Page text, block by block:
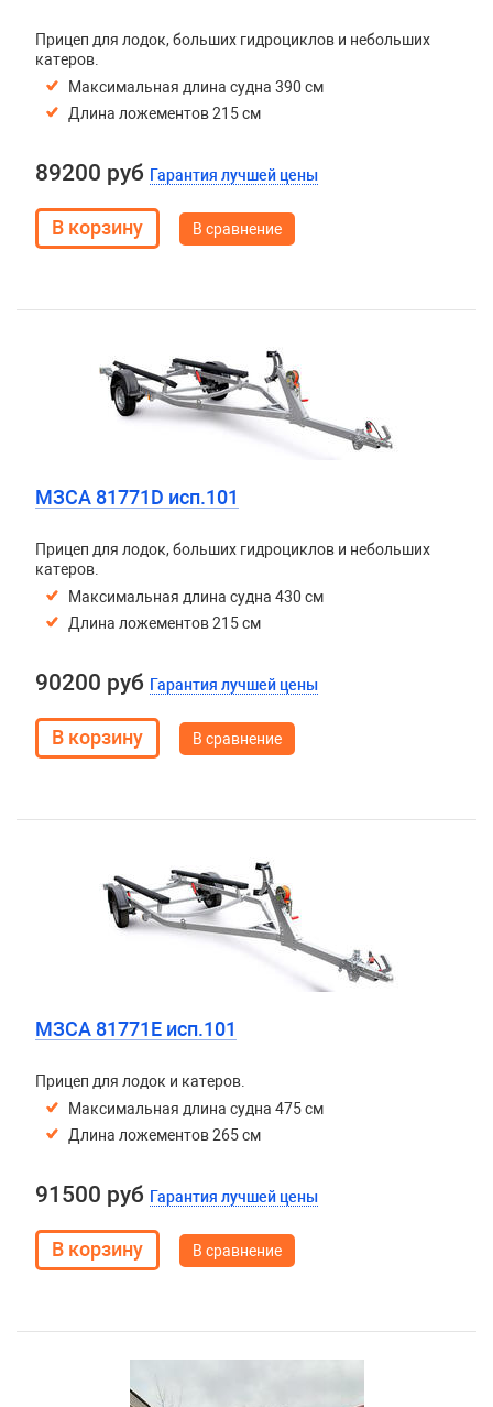
Прицеп для лодок, больших гидроциклов и небольших
катеров.
Максимальная длина судна 390 см
Длина ложементов 215 см
89200 руб Гарантия лучшей цены
В сравнение
МЗСА 81771D исп.101
Прицеп для лодок, больших гидроциклов и небольших
катеров.
Максимальная длина судна 430 см
Длина ложементов 215 см
90200 руб Гарантия лучшей цены
В сравнение
МЗСА 81771E исп.101
Прицеп для лодок и катеров.
Максимальная длина судна 475 см
Длина ложементов 265 см
91500 руб Гарантия лучшей цены
В сравнение